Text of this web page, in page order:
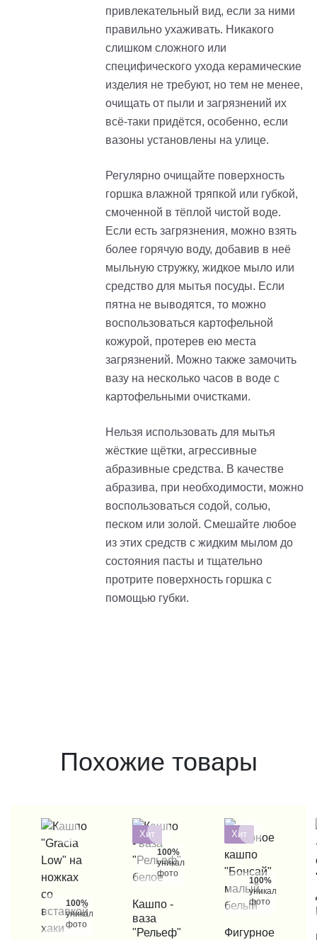
привлекательный вид, если за ними
правильно ухаживать. Никакого
слишком сложного или
специфического ухода керамические
изделия не требуют, но тем не менее,
очищать от пыли и загрязнений их
всё-таки придётся, особенно, если
вазоны установлены на улице.
Регулярно очищайте поверхность
горшка влажной тряпкой или губкой,
смоченной в тёплой чистой воде.
Если есть загрязнения, можно взять
более горячую воду, добавив в неё
мыльную стружку, жидкое мыло или
средство для мытья посуды. Если
пятна не выводятся, то можно
воспользоваться картофельной
кожурой, протерев ею места
загрязнений. Можно также замочить
вазу на несколько часов в воде с
картофельными очистками.
Нельзя использовать для мытья
жёсткие щётки, агрессивные
абразивные средства. В качестве
абразива, при необходимости, можно
воспользоваться содой, солью,
песком или золой. Смешайте любое
из этих средств с жидким мылом до
состояния пасты и тщательно
протрите поверхность горшка с
помощью губки.
Похожие товары
100%
уникальные
фото
Хит
100%
уникальные
фото
КУПИТЬ В 1 КЛИК
Кашпо -
ваза
"Рельеф"
Хит
100%
уникальные
фото
КУПИТЬ В 1 КЛИК
Фигурное